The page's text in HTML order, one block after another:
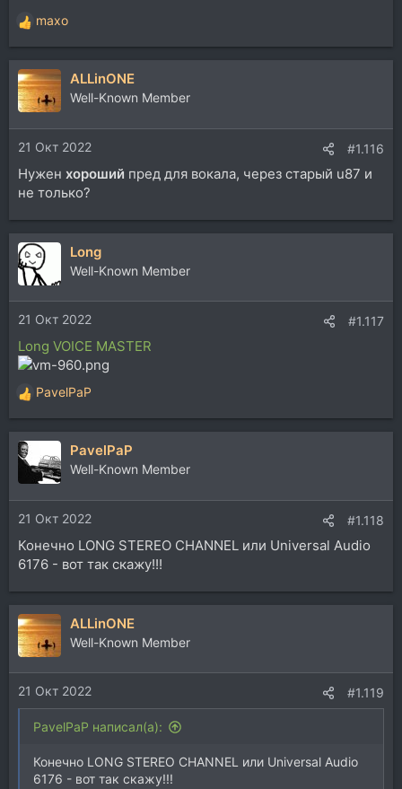
Р
е
а
к
ц
и
и
:
maxo
ALLinONE
Well-Known Member
21 Окт 2022 #1.116
Нужен хороший пред для вокала, через старый u87 и
не только?
Long
Well-Known Member
21 Окт 2022 #1.117
Long VOICE MASTER
Р
е
а
к
ц
и
и
:
PavelPaP
PavelPaP
Well-Known Member
21 Окт 2022 #1.118
Конечно LONG STEREO CHANNEL или Universal Audio
6176 - вот так скажу!!!
ALLinONE
Well-Known Member
21 Окт 2022 #1.119
PavelPaP написал(а):
Конечно LONG STEREO CHANNEL или Universal Audio
6176 - вот так скажу!!!